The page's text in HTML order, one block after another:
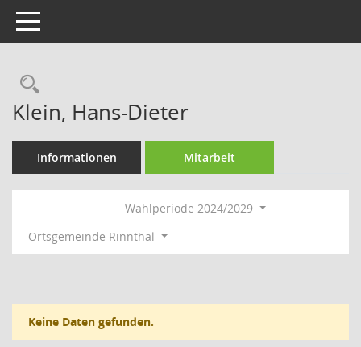
Toggle navigation
Rechercheauswahl
Klein, Hans-Dieter
Informationen Mitarbeit
Wahlperiode 2024/2029
Ortsgemeinde Rinnthal
Keine Daten gefunden.